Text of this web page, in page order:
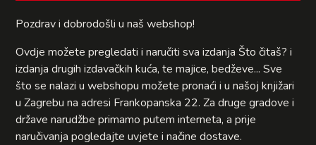
Pozdrav i dobrodošli u naš webshop!
Ovdje možete pregledati i naručiti sva izdanja Što čitaš? i
izdanja drugih izdavačkih kuća, te majice, bedževe... Sve
što se nalazi u webshopu možete pronaći i u našoj knjižari
u Zagrebu na adresi Frankopanska 22. Za druge gradove i
države narudžbe primamo putem interneta, a prije
naručivanja pogledajte uvjete i načine dostave.